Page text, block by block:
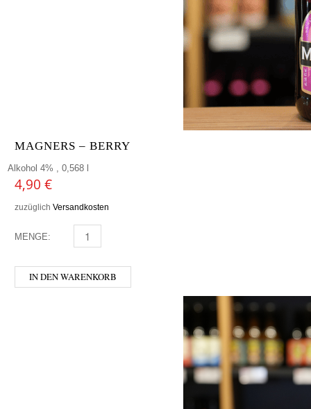
MAGNERS – BERRY
Alkohol 4% , 0,568 l
4,90 €
zuzüglich Versandkosten
MENGE: MAGNERS - BERRY MENGE
IN DEN WARENKORB